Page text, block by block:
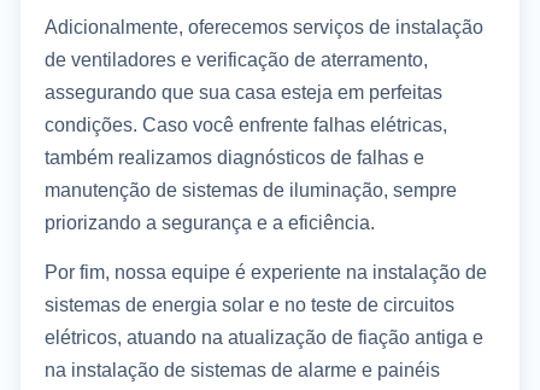
Adicionalmente, oferecemos serviços de instalação
de ventiladores e verificação de aterramento,
assegurando que sua casa esteja em perfeitas
condições. Caso você enfrente falhas elétricas,
também realizamos diagnósticos de falhas e
manutenção de sistemas de iluminação, sempre
priorizando a segurança e a eficiência.
Por fim, nossa equipe é experiente na instalação de
sistemas de energia solar e no teste de circuitos
elétricos, atuando na atualização de fiação antiga e
na instalação de sistemas de alarme e painéis